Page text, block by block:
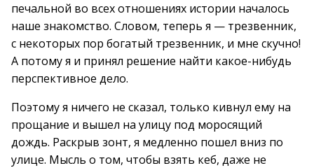
печальной во всех отношениях истории началось
наше знакомство. Словом, теперь я — трезвенник,
с некоторых пор богатый трезвенник, и мне скучно!
А потому я и принял решение найти какое-нибудь
перспективное дело.
Поэтому я ничего не сказал, только кивнул ему на
прощание и вышел на улицу под моросящий
дождь. Раскрыв зонт, я медленно пошел вниз по
улице. Мысль о том, чтобы взять кеб, даже не